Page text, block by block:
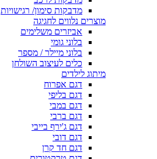
מדבקות סימון/ רגישויות
מוצרים נלווים לחגיגה
אביזרים משלימים
בלוני גומי
בלוני מיילר / מספר
כלים לעיצוב השולחן
מיתוג לילדים
דגם אפרוח
דגם בליפי
דגם במבי
דגם ברבי
דגם ג'ירף בייבי
דגם דובי
דגם חד קרן